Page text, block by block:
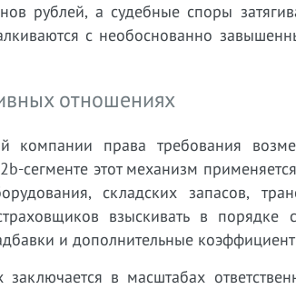
рублей, а судебные споры
с необоснованно
отношениях
компании права требования
сегменте этот механизм
складских запасов,
взыскивать в порядке
и дополнительные
в масштабах